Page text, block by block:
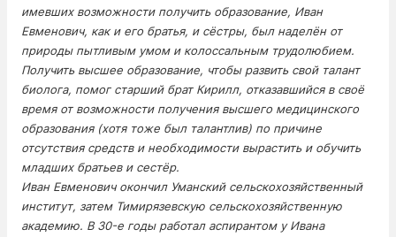
имевших возможности получить образование, Иван
Евменович, как и его братья, и сёстры, был наделён от
природы пытливым умом и колоссальным трудолюбием.
Получить высшее образование, чтобы развить свой талант
биолога, помог старший брат Кирилл, отказавшийся в своё
время от возможности получения высшего медицинского
образования (хотя тоже был талантлив) по причине
отсутствия средств и необходимости вырастить и обучить
младших братьев и сестёр.
Иван Евменович окончил Уманский сельскохозяйственный
институт, затем Тимирязевскую сельскохозяйственную
академию. В 30-е годы работал аспирантом у Ивана